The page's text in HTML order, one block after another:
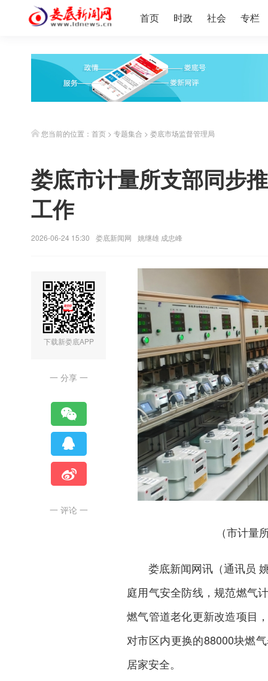
首页 时政 社会 专栏
您当前的位置： 首页 > 专题集合 > 娄底市场监督管理局
娄底市计量所支部同步
工作
2026-06-24 15:30 娄底新闻网 姚继雄 成忠峰
下载新娄底APP
一 分享 一
一 评论 一
（市计
娄底新闻网讯（通讯员
庭用气安全防线，规范燃气
燃气管道老化更新改造项目
对市区内更换的88000块燃
居家安全。